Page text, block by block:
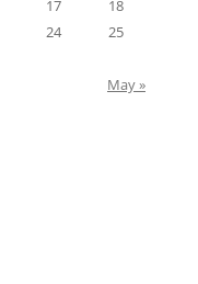
17
18
24
25
May »